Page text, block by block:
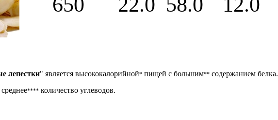
лепестки" является высококалорийной*пищей с большим**содержанием белка.
****количество углеводов.